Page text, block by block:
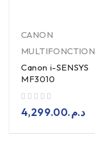
CANON
Canon i-SENSYS
MF3010
د.م.4,299.00